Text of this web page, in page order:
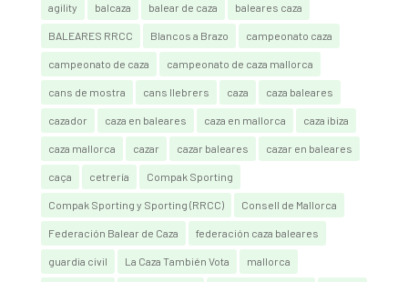
agility balcaza balear de caza baleares caza
BALEARES RRCC Blancos a Brazo campeonato caza
campeonato de caza campeonato de caza mallorca
cans de mostra cans llebrers caza caza baleares
cazador caza en baleares caza en mallorca caza ibiza
caza mallorca cazar cazar baleares cazar en baleares
caça cetrería Compak Sporting
Compak Sporting y Sporting (RRCC) Consell de Mallorca
Federación Balear de Caza federación caza baleares
guardia civil La Caza También Vota mallorca